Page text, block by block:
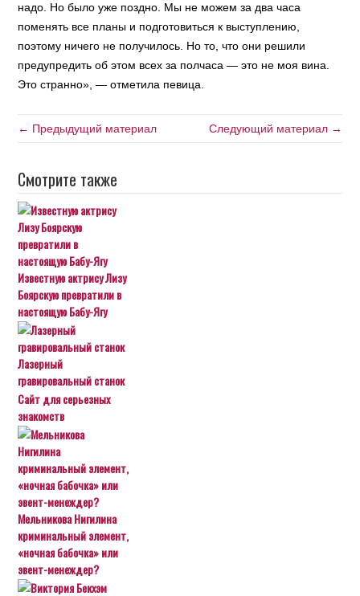
надо. Но было уже поздно. Мы не можем за два часа
поменять все планы и подготовиться к выступлению,
поэтому ничего не получилось. Но то, что они решили
предупредить об этом всех за полчаса — это не моя вина.
Это странно», — отметила певица.
← Предыдущий материал Следующий материал →
Смотрите также
Известную актрису Лизу
Боярскую превратили в
настоящую Бабу-Ягу
Лазерный
гравировальный станок
Сайт для серьезных
знакомств
Мельникова Нигилина
криминальный элемент,
«ночная бабочка» или
эвент-менеждер?